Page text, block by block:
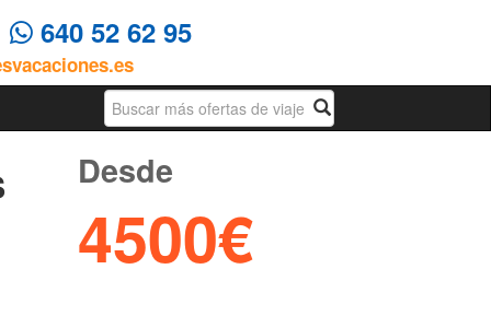
640 52 62 95
Busqueda
Desde
4500€